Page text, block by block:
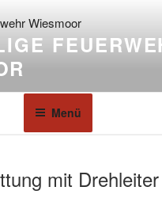
Menü
mit Drehleiter